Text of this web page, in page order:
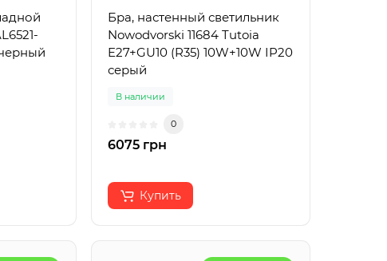
Бра, настенный светильник
Nowodvorski 11684 Tutoia
E27+GU10 (R35) 10W+10W IP20
серый
В наличии
0
6075 грн
Купить